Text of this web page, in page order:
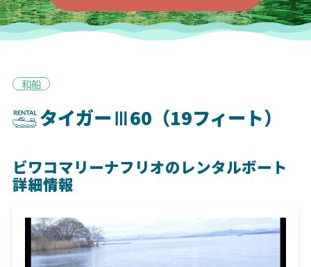
和船
タイガーⅢ60（19フィート）
ビワコマリーナフリオのレンタルボート
詳細情報